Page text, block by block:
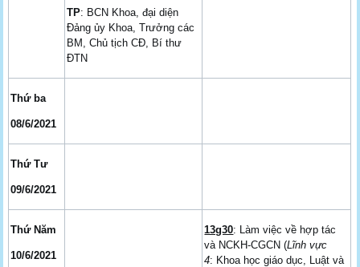
TP: BCN Khoa, đại diện
Đảng ủy Khoa, Trưởng các
BM, Chủ tịch CĐ, Bí thư
ĐTN
Thứ ba
08/6/2021
Thứ Tư
09/6/2021
Thứ Năm
10/6/2021
13g30: Làm việc về hợp tác
và NCKH-CGCN (Lĩnh vực
4: Khoa học giáo dục, Luật và